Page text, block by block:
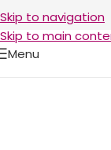
Skip to navigation
Skip to main
Menu